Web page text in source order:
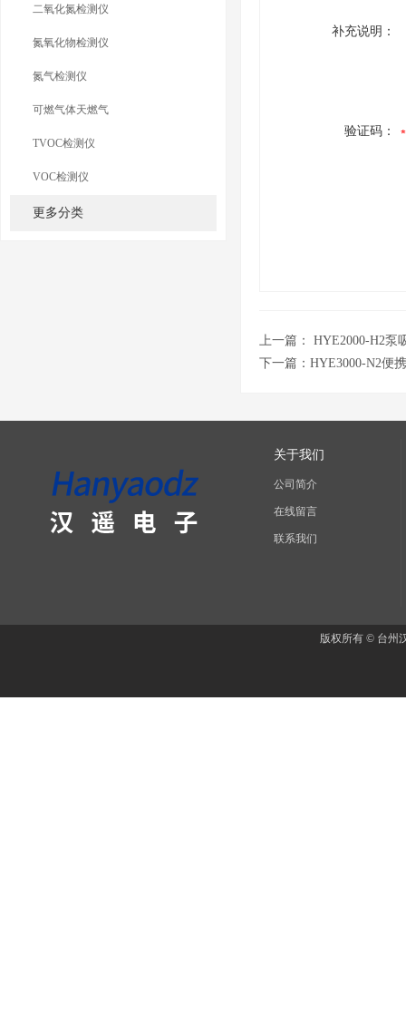
二氧化氮检测仪
氮氧化物检测仪
氮气检测仪
可燃气体天燃气
TVOC检测仪
VOC检测仪
更多分类
补充说明：
验证码：
上一篇： HYE2000-H2泵
下一篇： HYE3000-N2便
关于我们
公司简介
在线留言
联系我们
版权所有 © 台州